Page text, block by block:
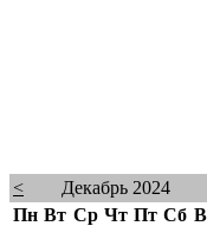
<
Декабрь 2024
Пн Вт Ср Чт Пт Сб